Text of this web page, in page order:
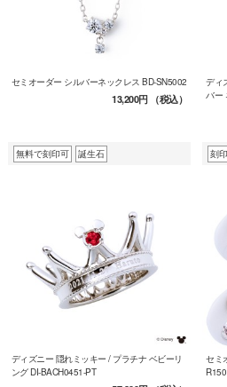
セミオーダー シルバーネックレス BD-SN5002
13,200円（税込）
ディ
バー
無料で刻印可 誕生石
ディズニー 隠れミッキー / プラチナ ベビーリ
ング DI-BACH0451-PT
刻
セミ